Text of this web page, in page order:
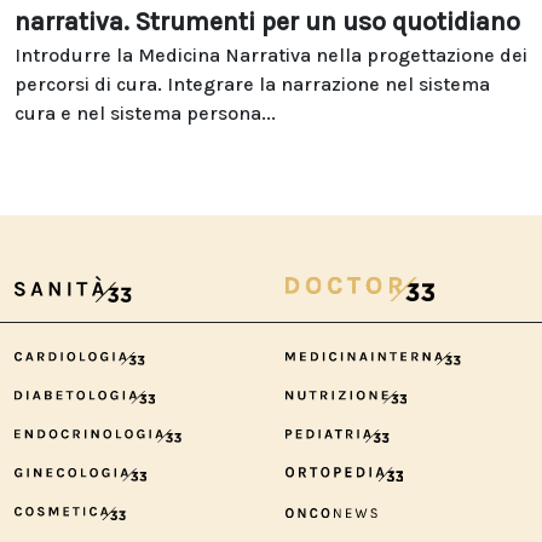
narrativa. Strumenti per un uso quotidiano
Introdurre la Medicina Narrativa nella progettazione dei
percorsi di cura. Integrare la narrazione nel sistema
cura e nel sistema persona...